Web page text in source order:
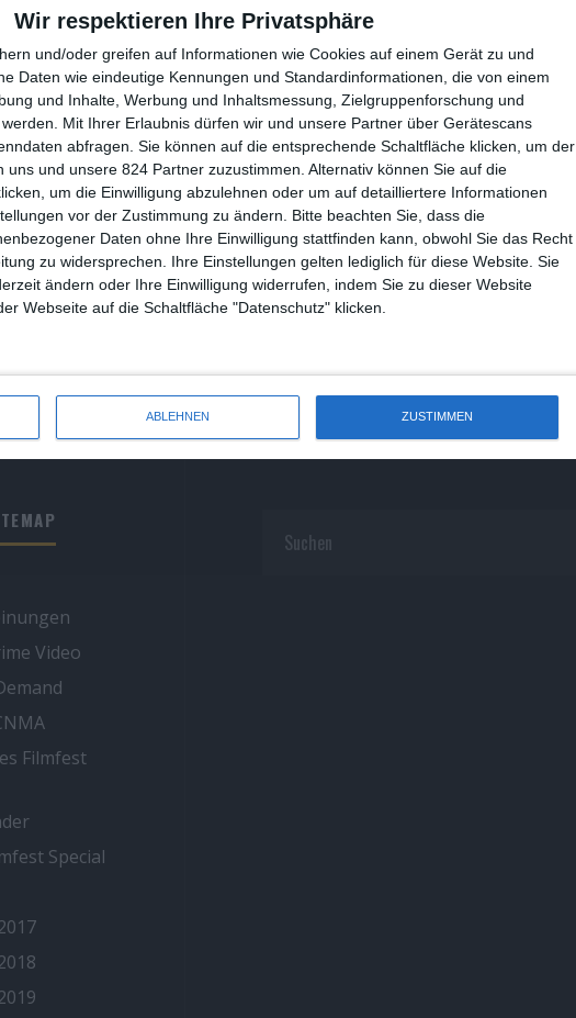
Wir respektieren Ihre Privatsphäre
und/oder greifen auf Informationen wie Cookies auf einem Gerät zu und
Daten wie eindeutige Kennungen und Standardinformationen, die von einem
und Inhalte, Werbung und Inhaltsmessung, Zielgruppenforschung und
Mit Ihrer Erlaubnis dürfen wir und unsere Partner über Gerätescans
abfragen. Sie können auf die entsprechende Schaltfläche klicken, um der
und unsere 824 Partner zuzustimmen. Alternativ können Sie auf die
um die Einwilligung abzulehnen oder um auf detailliertere Informationen
vor der Zustimmung zu ändern.
Bitte beachten Sie, dass die
Daten ohne Ihre Einwilligung stattfinden kann, obwohl Sie das Recht
zu widersprechen. Ihre Einstellungen gelten lediglich für diese Website. Sie
ändern oder Ihre Einwilligung widerrufen, indem Sie zu dieser Website
Webseite auf die Schaltfläche "Datenschutz" klicken.
ABLEHNEN ZUSTIMMEN
Vereinigtes Königreich – Staffel 1
Drama Krimi Netflix Serie
UK
September 2019
0
werden in Verhören auseinandergenommen
Reality TV/Show
Romanze(1.584)
Satire(93)
Serie(2.471)
Splatter(21)
Stand-up-Comedy
Video
Filmfest
Special